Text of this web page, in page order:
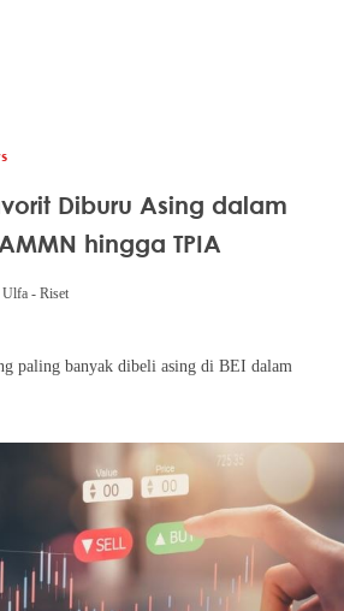
Diburu Asing dalam
hingga TPIA
- Riset
paling banyak dibeli asing di BEI dalam